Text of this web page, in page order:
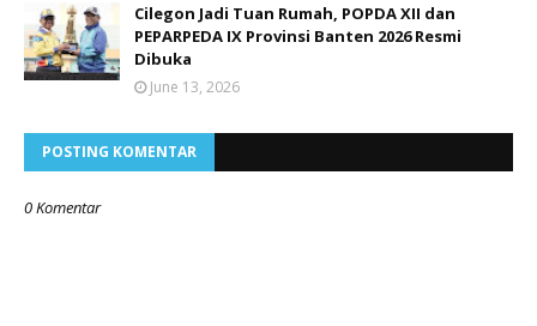
Cilegon Jadi Tuan Rumah, POPDA XII dan
PEPARPEDA IX Provinsi Banten 2026 Resmi
Dibuka
June 13, 2026
POSTING KOMENTAR
0 Komentar